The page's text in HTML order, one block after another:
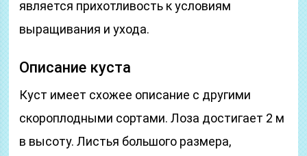
является прихотливость к условиям
выращивания и ухода.
Описание куста
Куст имеет схожее описание с другими
скороплодными сортами. Лоза достигает 2 м
в высоту. Листья большого размера,